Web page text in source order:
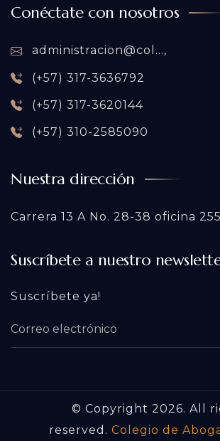
Conéctate con nosotros
administracion@col...,
(+57) 317-3636792
(+57) 317-3620144
(+57) 310-2585090
Nuestra dirección
Carrera 13 A No. 28-38 oficina
Suscríbete a nuestro
Suscríbete ya!
© Copyright 2026. All
reserved. Colegio de